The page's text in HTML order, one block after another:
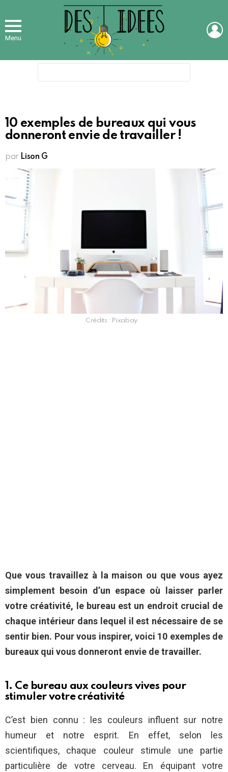
Menu
10 exemples de bureaux qui vous
donneront envie de travailler !
par Lison G
Crédits : Pixabay
Que vous travaillez à la maison ou que vous ayez
simplement besoin d’un espace où laisser parler
votre créativité, le bureau est un endroit crucial de
chaque intérieur dans lequel il est nécessaire de se
sentir bien. Pour vous inspirer, voici 10 exemples de
bureaux qui vous donneront envie de travailler.
1. Ce bureau aux couleurs vives pour
stimuler votre créativité
C’est bien connu : les couleurs influent sur notre
humeur et notre esprit. En effet, selon les
scientifiques, chaque couleur stimule une partie
particulière de votre cerveau. En équipant votre